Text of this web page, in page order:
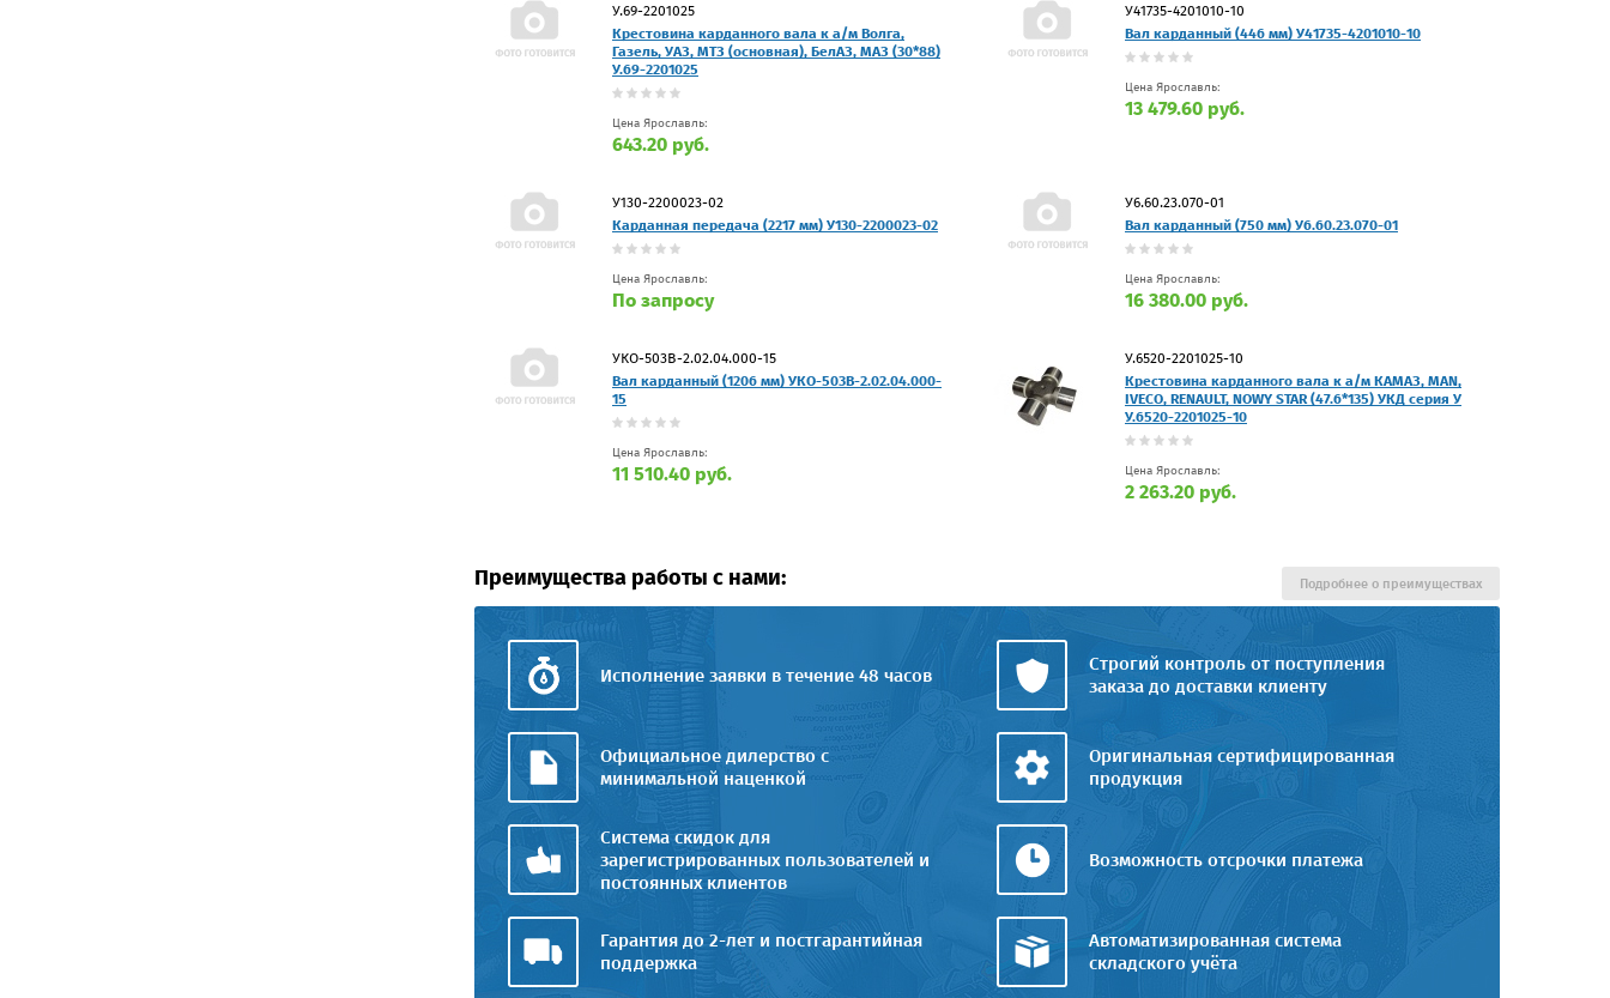
У.69-2201025
Крестовина карданного вала к а/м Волга,
Газель, УАЗ, МТЗ (основная), БелАЗ, МАЗ (30*88)
У.69-2201025
Цена Ярославль:
643.20 руб.
У41735-4201010-10
Вал карданный (446 мм) У41735-4201010-10
Цена Ярославль:
13 479.60 руб.
У130-2200023-02
Карданная передача (2217 мм) У130-2200023-02
Цена Ярославль:
По запросу
У6.60.23.070-01
Вал карданный (750 мм) У6.60.23.070-01
Цена Ярославль:
16 380.00 руб.
УКО-503В-2.02.04.000-15
Вал карданный (1206 мм) УКО-503В-2.02.04.000-
15
Цена Ярославль:
11 510.40 руб.
У.6520-2201025-10
Крестовина карданного вала к а/м КАМАЗ, MAN,
IVECO, RENAULT, NOWY STAR (47.6*135) УКД серия У
У.6520-2201025-10
Цена Ярославль:
2 263.20 руб.
Преимущества работы с нами:
Исполнение заявки в течение 48 часов
Строгий контроль от поступления
заказа до доставки клиенту
Официальное дилерство с
минимальной наценкой
Оригинальная сертифицированная
продукция
Система скидок для
зарегистрированных пользователей и
постоянных клиентов
Возможность отсрочки платежа
Гарантия до 2-лет и постгарантийная
поддержка
Автоматизированная система
складского учёта
Подробнее о преимуществах